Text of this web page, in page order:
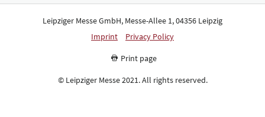
Leipziger Messe GmbH, Messe-Allee 1, 04356 Leipzig
Imprint
Privacy Policy
Print page
© Leipziger Messe 2021. All rights reserved.